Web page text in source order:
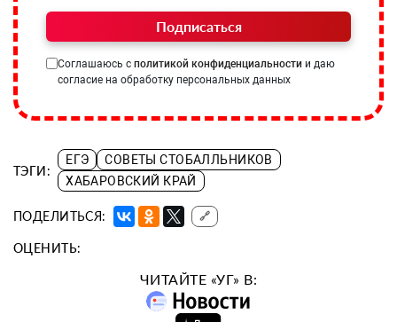
Подписаться
Соглашаюсь с политикой конфиденциальности и даю
согласие на обработку персональных данных
ТЭГИ:
ЕГЭ
СОВЕТЫ СТОБАЛЛЬНИКОВ
ХАБАРОВСКИЙ КРАЙ
ПОДЕЛИТЬСЯ: 🔗
ОЦЕНИТЬ:
ЧИТАЙТЕ «УГ» В: